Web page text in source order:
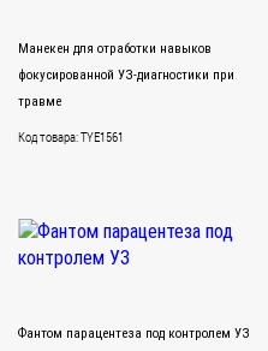
Манекен для отработки навыков
фокусированной УЗ-диагностики при
травме
Код товара: TYE1561
Фантом парацентеза под контролем УЗ